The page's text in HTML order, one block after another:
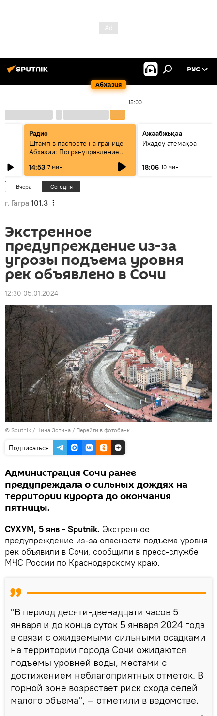
Абхазия
РУС
15:00
Радио
Штамп в паспорте на границе
Абхазии: Погрануправление
СГБ разъяснило правила для
туристов
14:53 7 мин
Ажәабжьқәа
Ихадоу атемақәа
18:06 10 мин
Вчера Сегодня
г. Гагра 101.3
Экстренное
предупреждение из-за
угрозы подъема уровня
рек объявлено в Сочи
12:30 05.01.2024
© Sputnik / Нина Зотина / Перейти в фотобанк
Подписаться
Администрация Сочи ранее
предупреждала о сильных дождях на
территории курорта до окончания
пятницы.
СУХУМ, 5 янв - Sputnik. Экстренное
предупреждение из-за опасности подъема уровня
рек объявили в Сочи, сообщили в пресс-службе
МЧС России по Краснодарскому краю.
"В период десяти-двенадцати часов 5
января и до конца суток 5 января 2024 года
в связи с ожидаемыми сильными осадками
на территории города Сочи ожидаются
подъемы уровней воды, местами с
достижением неблагоприятных отметок. В
горной зоне возрастает риск схода селей
малого объема", — отметили в ведомстве.